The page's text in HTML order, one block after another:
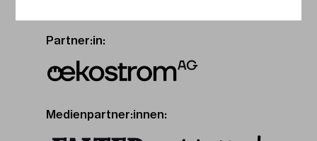
Partner:in:
Medienpartner:innen: